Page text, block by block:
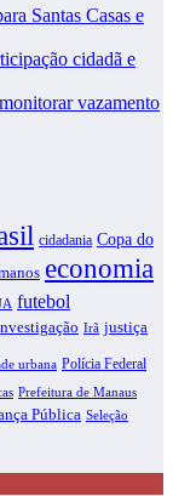
Santas Casas e
cidadã e
vazamento
cidadania Copa do
economia
futebol
Irã justiça
urbana Polícia Federal
Prefeitura de Manaus
Pública Seleção